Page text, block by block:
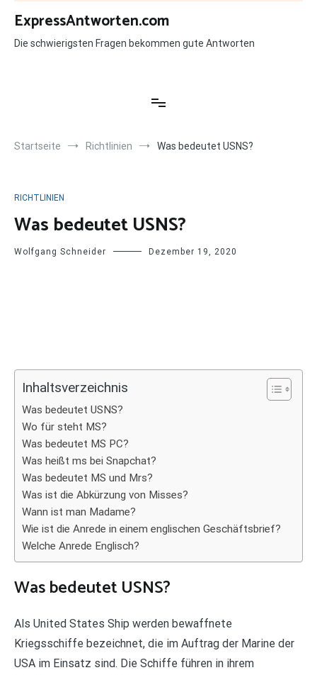
Zum
Inhalt
springen
ExpressAntworten.com
Die schwierigsten Fragen bekommen gute Antworten
Startseite Richtlinien Was bedeutet USNS?
RICHTLINIEN
Was bedeutet USNS?
Wolfgang Schneider Dezember 19, 2020
Inhaltsverzeichnis
Was bedeutet USNS?
Wo für steht MS?
Was bedeutet MS PC?
Was heißt ms bei Snapchat?
Was bedeutet MS und Mrs?
Was ist die Abkürzung von Misses?
Wann ist man Madame?
Wie ist die Anrede in einem englischen Geschäftsbrief?
Welche Anrede Englisch?
Was bedeutet USNS?
Als United States Ship werden bewaffnete
Kriegsschiffe bezeichnet, die im Auftrag der Marine der
USA im Einsatz sind. Die Schiffe führen in ihrem